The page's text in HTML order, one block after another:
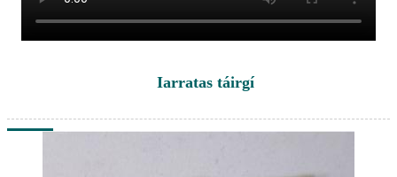
Iarratas táirgí